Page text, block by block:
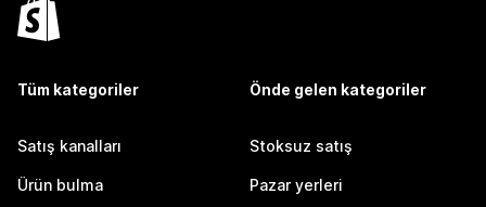
Tüm kategoriler
Satış kanalları
Ürün bulma
Önde gelen kategoriler
Stoksuz satış
Pazar yerleri